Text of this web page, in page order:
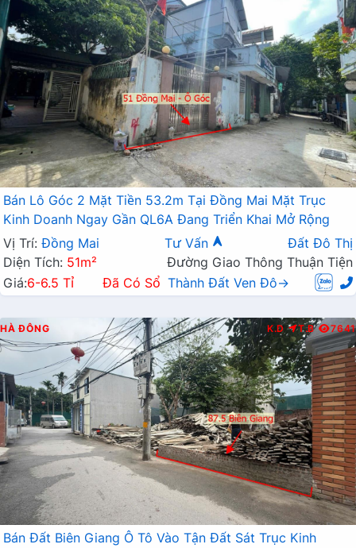
Bán Lô Góc 2 Mặt Tiền 53.2m Tại Đồng Mai Mặt Trục
Kinh Doanh Ngay Gần QL6A Đang Triển Khai Mở Rộng
Vị Trí: Đồng Mai Tư Vấn
Đất Đô Thị
Diện Tích: 51m²
Đường Giao Thông Thuận Tiện
Giá:6-6.5 Tỉ Đã Có Sổ Thành Đất Ven Đô→
HÀ ĐÔNG K.D T.B 7641
Bán Đất Biên Giang Ô Tô Vào Tận Đất Sát Trục Kinh